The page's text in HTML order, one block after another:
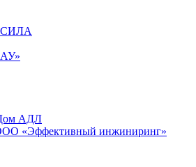
АДЛ
«Эффективный инжиниринг»